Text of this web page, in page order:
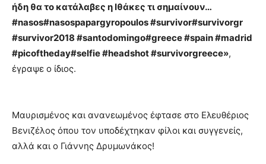
ήδη θα το κατάλαβες η Ιθάκες τι σημαίνουν…
#nasos#nasospapargyropoulos #survivor#survivorgr
#survivor2018 #santodomingo#greece #spain #madrid
#picoftheday#selfie #headshot #survivorgreece»,
έγραψε ο ίδιος.
Μαυρισμένος και ανανεωμένος έφτασε στο Ελευθέριος
Βενιζέλος όπου τον υποδέχτηκαν φίλοι και συγγενείς,
αλλά και ο Γιάννης Δρυμωνάκος!